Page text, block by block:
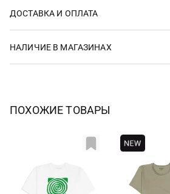
ДОСТАВКА И ОПЛАТА
НАЛИЧИЕ В МАГАЗИНАХ
ПОХОЖИЕ ТОВАРЫ